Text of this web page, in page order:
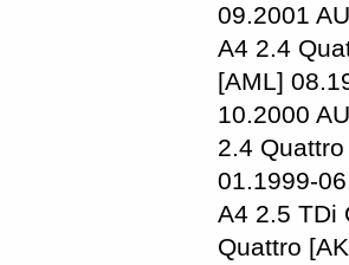
09.2001
A4 2.4
[AML]
10.2000
2.4
01.1999-
A4 2.5 TDi
Quattro